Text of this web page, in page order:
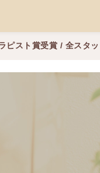
ピスト賞受賞 / 全スタ